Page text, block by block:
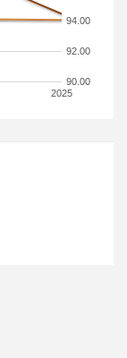
2025
90.00
92.00
94.00